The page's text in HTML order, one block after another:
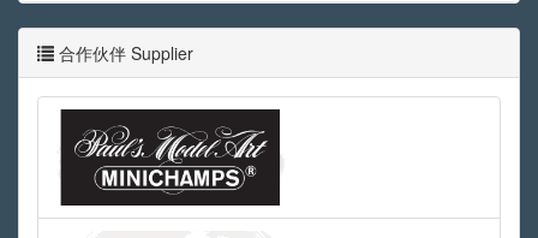
合作伙伴 Supplier